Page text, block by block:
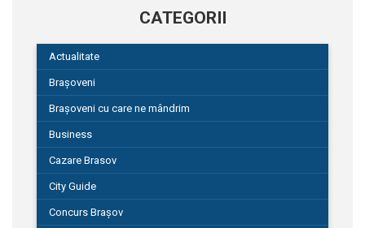
CATEGORII
Actualitate
Brașoveni
Brașoveni cu care ne mândrim
Business
Cazare Brasov
City Guide
Concurs Brașov